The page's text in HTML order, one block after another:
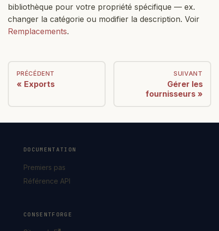
bibliothèque pour votre propriété spécifique — ex.
changer la catégorie ou modifier la description. Voir
Remplacements.
PRÉCÉDENT
Exports
SUIVANT
Gérer les
fournisseurs
DOCUMENTATION
Premiers pas
Référence API
CONSENTFORGE